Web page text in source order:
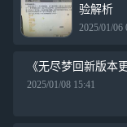
验解析
2025/01/06
《无尽梦回新版本
2025/01/08 15:41